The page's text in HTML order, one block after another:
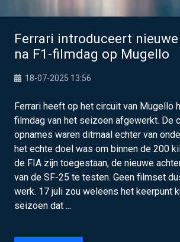
Ferrari introduceert
na F1-filmdag op Mugello
18-07-2025 13:56
Ferrari heeft op het circuit van Mugello
filmdag van het seizoen afgewerkt. De
opnames waren ditmaal echter van
het echte doel was om binnen de 200
de FIA zijn toegestaan, de nieuwe
van de SF-25 te testen. Geen filmset
werk. 17 juli zou weleens het keerpunt
seizoen dat ...